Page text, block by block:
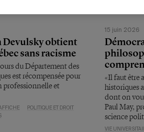
Devulsky obtient
sans racisme
du Département des
est récompensée pour
et
POLITIQUE ET DROIT
15 juin 2026
«Il faut être
historiques
dont on
Paul May,
science
VIE